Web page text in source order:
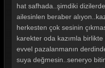
hat safhada..şimdiki
ailesinlen beraber
herkesten çok sesinin
karekter oda kazımla birlikte
evvel pazalanmanın
suya değmesin..seneryo